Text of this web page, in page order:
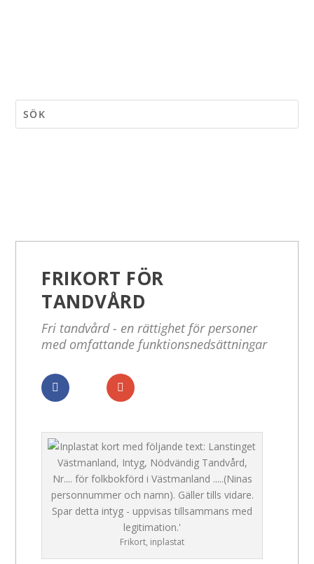
FRIKORT FÖR
TANDVÅRD
Fri tandvård - en rättighet för personer
med omfattande funktionsnedsättningar
Frikort, inplastat